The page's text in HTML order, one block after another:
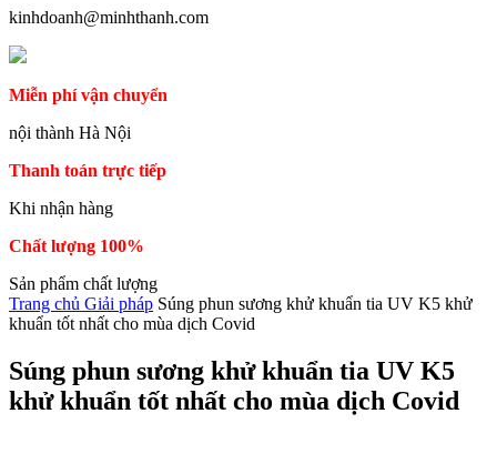
kinhdoanh@minhthanh.com
Miễn phí vận chuyển
nội thành Hà Nội
Thanh toán trực tiếp
Khi nhận hàng
Chất lượng 100%
Sản phẩm chất lượng
Trang chủ Giải pháp Súng phun sương khử khuẩn tia UV K5 khử
khuẩn tốt nhất cho mùa dịch Covid
Súng phun sương khử khuẩn tia UV K5
khử khuẩn tốt nhất cho mùa dịch Covid